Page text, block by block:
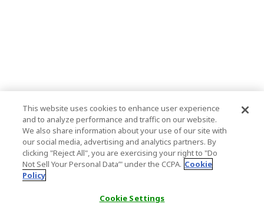
This website uses cookies to enhance user experience
and to analyze performance and traffic on our website.
We also share information about your use of our site with
our social media, advertising and analytics partners. By
clicking "Reject All", you are exercising your right to "Do
Not Sell Your Personal Data’" under the CCPA. Cookie
Policy
Cookie Settings